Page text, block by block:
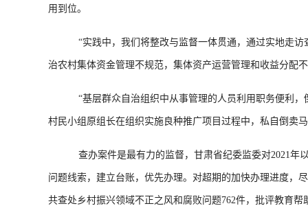
用到位。
“实践中，我们将整改与监督一体贯通，通过实地走访
治农村集体资金管理不规范，集体资产运营管理和收益分配
“基层群众自治组织中从事管理的人员利用职务便利，
村民小组原组长在组织实施良种推广项目过程中，私自倒卖
查办案件是最有力的监督，甘肃省纪委监委对2021年以
问题线索，建立台账，优先办理。对超期的加快办理进度，
共查处乡村振兴领域不正之风和腐败问题762件，批评教育帮